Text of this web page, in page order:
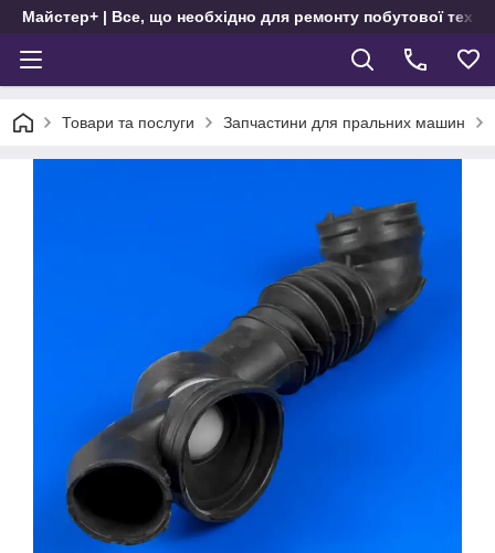
Майстер+ | Все, що необхідно для ремонту побутової
Товари та послуги Запчастини для пральних машин